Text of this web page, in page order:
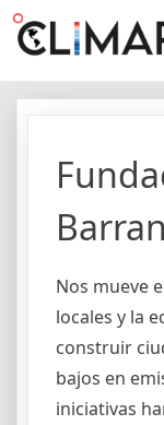
SkipMapas de acción
Nos mueve
locales y la
construir
bajos en
iniciativas